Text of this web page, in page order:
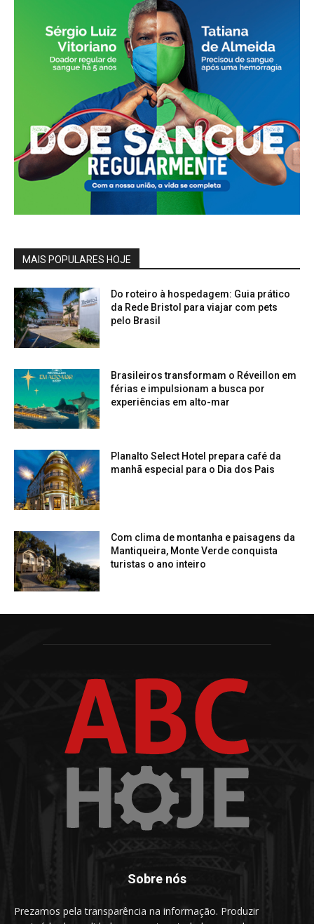
MAIS POPULARES HOJE
Do roteiro à hospedagem: Guia prático
da Rede Bristol para viajar com pets
pelo Brasil
Brasileiros transformam o Réveillon em
férias e impulsionam a busca por
experiências em alto-mar
Planalto Select Hotel prepara café da
manhã especial para o Dia dos Pais
Com clima de montanha e paisagens da
Mantiqueira, Monte Verde conquista
turistas o ano inteiro
Sobre nós
Prezamos pela transparência na informação. Produzir